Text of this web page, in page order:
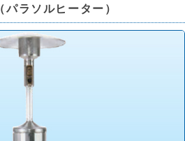
ラソルヒーター）